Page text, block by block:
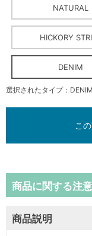
NATURAL
HICKORY
DENIM
選択されたタイプ：DENIM
こ
商品説明
商品に関する注